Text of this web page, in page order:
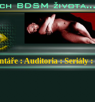
:Auditoria:Seriály: